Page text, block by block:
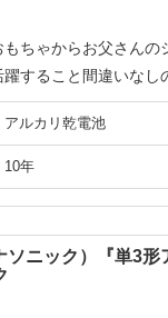
ちゃからお父さんの
すること間違いなし
アルカリ乾電池
10年
ニック）『単3形